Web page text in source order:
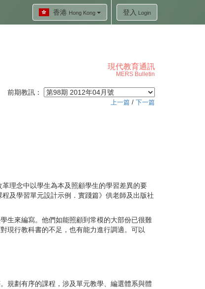
香港 Hong Kong 登入 Login
現代教育通訊
MERS Bulletin
前期教訊：
上一篇 / 下一篇
理念中以學生為本及照顧學生的學習差異的要
及學習單元設計示例．實踐篇》供老師及出版社
生來編寫。他們如能照顧到常模的大部份已很難
現行教科書的不足，也有能力進行調適。可以
劃有序的課程，涉及單元教學、編選體系與體